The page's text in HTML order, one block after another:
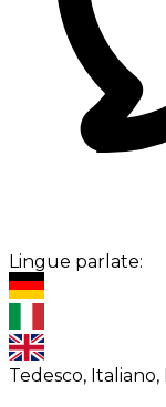
Lingue parlate:
Tedesco, Italiano,